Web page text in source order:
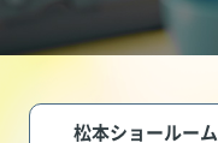
松本ショールーム